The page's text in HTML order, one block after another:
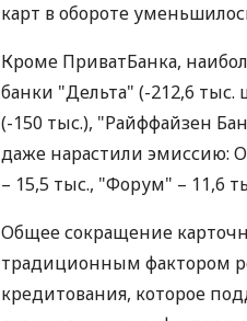
карт в обороте
Кроме ПриватБанка,
банки "Дельта" (-212,6 тыс.
(-150 тыс.), "Райффайзен
даже нарастили эмиссию:
– 15,5 тыс., "Форум" – 11,6
Общее сокращение
традиционным фактором
кредитования, которое